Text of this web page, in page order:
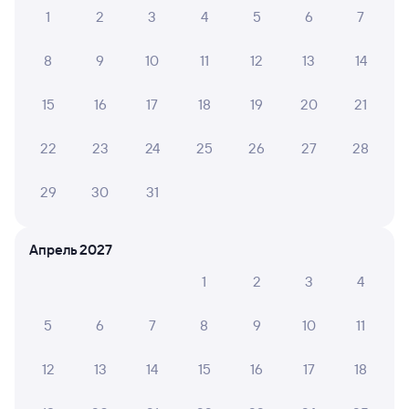
Частые вопросы
Как поменять билет на другую дату или
Что делать, если ошибся при вводе данных
1 2 3 4 5 6 7
8 9 10 11 12 13 14
15 16 17 18 19 20 21
22 23 24 25 26 27 28
29 30 31
Апрель 2027
1
2 3 4
5 6 7 8 9 10 11
12 13 14 15 16 17 18